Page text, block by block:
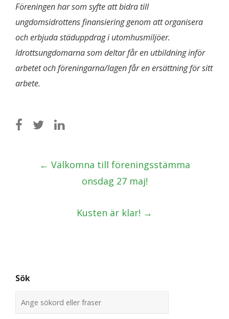
Föreningen har som syfte att bidra till
ungdomsidrottens finansiering genom att organisera
och erbjuda städuppdrag i utomhusmiljöer.
Idrottsungdomarna som deltar får en utbildning inför
arbetet och föreningarna/lagen får en ersättning för sitt
arbete.
Post
navigation
← Välkomna till föreningsstämma
onsdag 27 maj!
Kusten är klar! →
Sök